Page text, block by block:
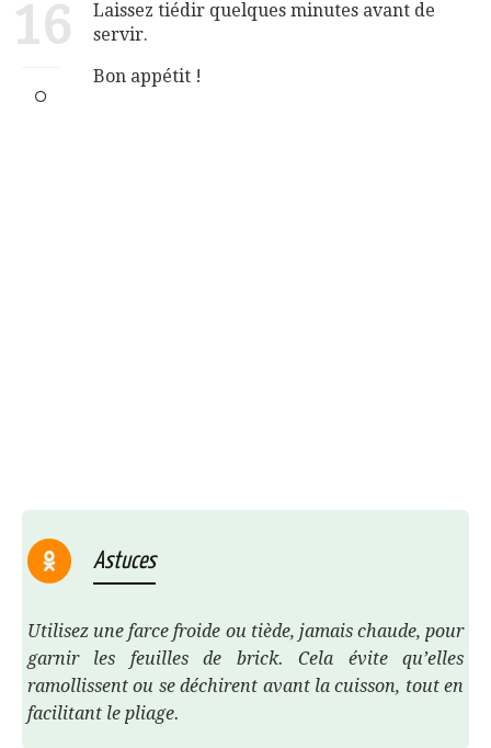
16
Laissez tiédir quelques minutes avant de
servir.
Bon appétit !
Astuces
Utilisez une farce froide ou tiède, jamais chaude, pour
garnir les feuilles de brick. Cela évite qu’elles
ramollissent ou se déchirent avant la cuisson, tout en
facilitant le pliage.